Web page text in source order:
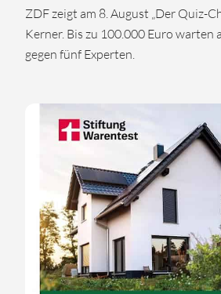
ZDF zeigt am 8. August „Der Quiz-
Kerner. Bis zu 100.000 Euro warten
gegen fünf Experten.